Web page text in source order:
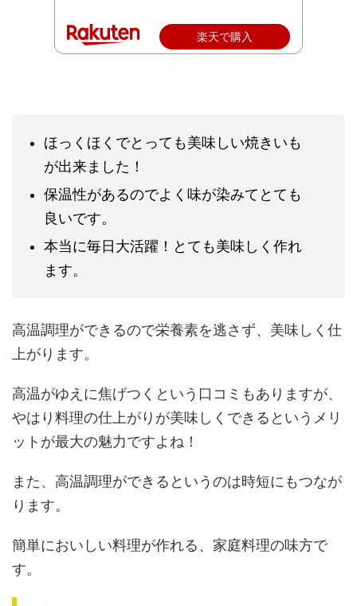
楽天で購入
ほっくほくでとっても美味しい焼きいも
が出来ました！
保温性があるのでよく味が染みてとても
良いです。
本当に毎日大活躍！とても美味しく作れ
ます。
高温調理ができるので栄養素を逃さず、美味しく仕
上がります。
高温がゆえに焦げつくという口コミもありますが、
やはり料理の仕上がりが美味しくできるというメリ
ットが最大の魅力ですよね！
また、高温調理ができるというのは時短にもつなが
ります。
簡単においしい料理が作れる、家庭料理の味方で
す。